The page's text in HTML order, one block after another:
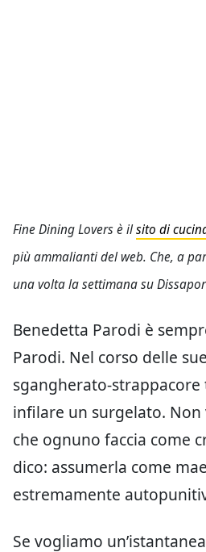
Fine Dining Lovers è ilsito di
più ammalianti del web. Che, a
una volta la settimana su
Benedetta Parodi è
Parodi. Nel corso delle
sgangherato-
infilare un surgelato.
che ognuno faccia come
dico: assumerla come
estremamente
Se vogliamo